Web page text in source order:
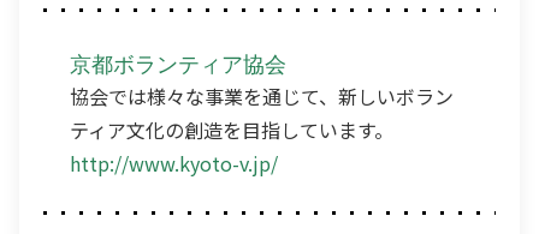
京都ボランティア協会
協会では様々な事業を通じて、新しいボラン
ティア文化の創造を目指しています。
http://www.kyoto-v.jp/